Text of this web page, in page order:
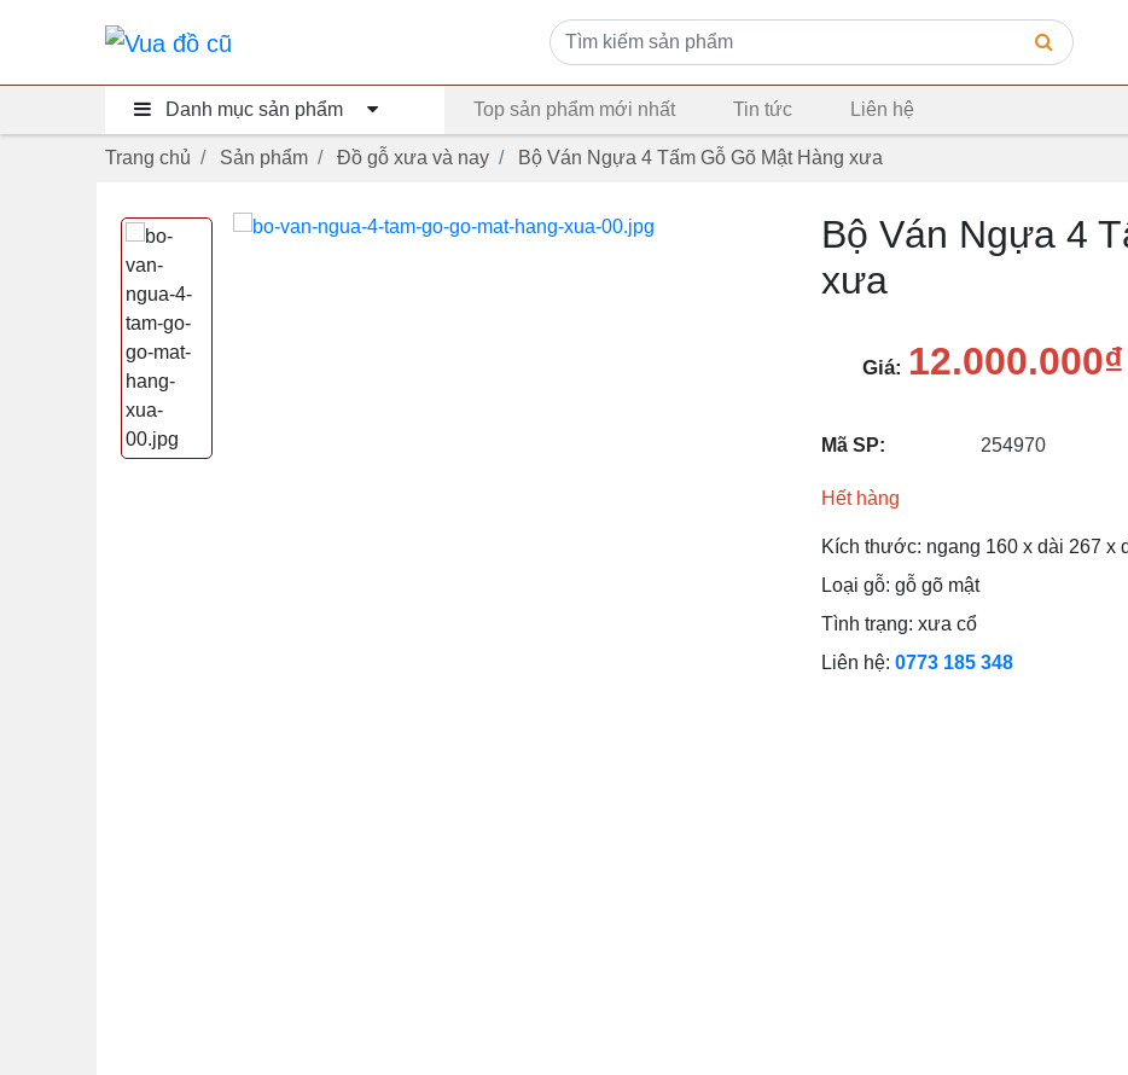
Danh mục sản phẩm Top sản phẩm mới nhất Tin tức Liên hệ
Trang chủ Sản phẩm Đồ gỗ xưa và nay Bộ Ván Ngựa 4 Tấm Gỗ Gõ Mật Hàng xưa
Bộ Ván Ngựa 4
xưa
Giá: 12.000.000₫
Mã SP: 254970
Hết hàng
Kích thước: ngang 160 x dài 267 x
Loại gỗ: gỗ gõ mật
Tình trạng: xưa cổ
Liên hệ: 0773 185 348